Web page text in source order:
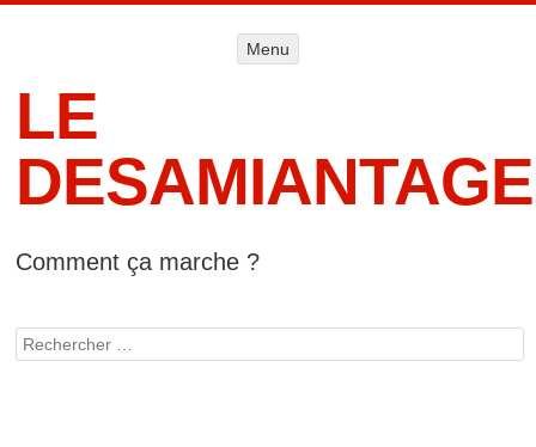
Menu
LE
DESAMIANTAGE
Comment ça marche ?
Rechercher